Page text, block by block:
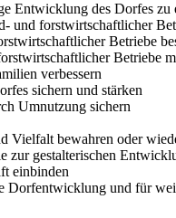
Entwicklung des Dorfes zu
und forstwirtschaftlicher
Betriebe
Betriebe
verbessern
sichern und stärken
Umnutzung sichern
Vielfalt bewahren oder
zur gestalterischen
einbinden
Dorfentwicklung und für